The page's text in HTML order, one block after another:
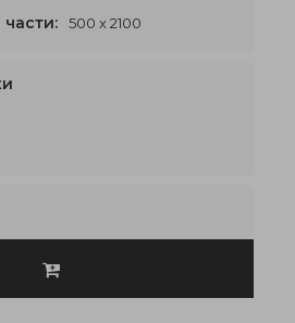
€602
500 x 2100